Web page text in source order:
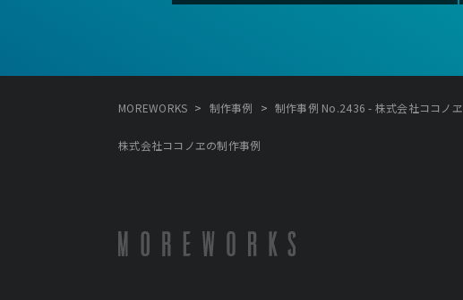
MOREWORKS > 制作事例 > 制作事例 No.2436 - 株式会社ココノヱ
株式会社ココノヱの制作事例